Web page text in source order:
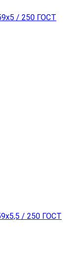
/ 250 ГОСТ
/ 250 ГОСТ